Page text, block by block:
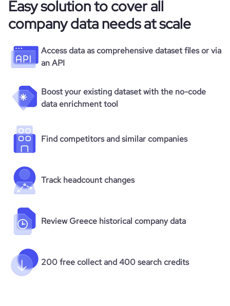
Easy solution to cover all
company data needs at scale
Access data as comprehensive dataset files or via
an API
Boost your existing dataset with the no-code
data enrichment tool
Find competitors and similar companies
Track headcount changes
Review Greece historical company data
200 free collect and 400 search credits